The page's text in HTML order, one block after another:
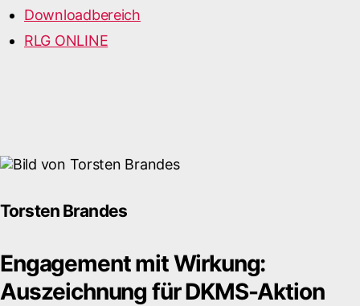
Downloadbereich
RLG ONLINE
Torsten Brandes
Engagement mit Wirkung:
Auszeichnung für DKMS-Aktion